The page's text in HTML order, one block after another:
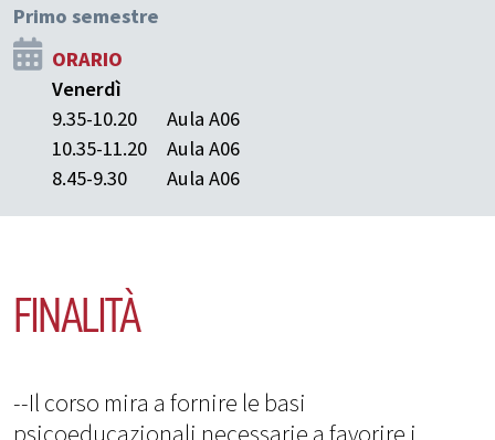
Primo semestre
ORARIO
Venerdì
9.35-10.20
Aula A06
10.35-11.20
Aula A06
8.45-9.30
Aula A06
FINALITÀ
--Il corso mira a fornire le basi